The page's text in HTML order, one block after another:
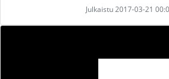
Julkaistu 2017-03-21